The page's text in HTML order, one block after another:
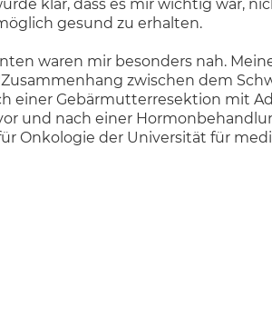
klar, dass es mir wichtig war,
gesund zu erhalten.
waren mir besonders nah.
zwischen dem
einer Gebärmutterresektion mit
und nach einer
Onkologie der Universität für
Abteilung für gynäkologische
mir bewusst gemacht, welch
spielt.. Der Abschluss in